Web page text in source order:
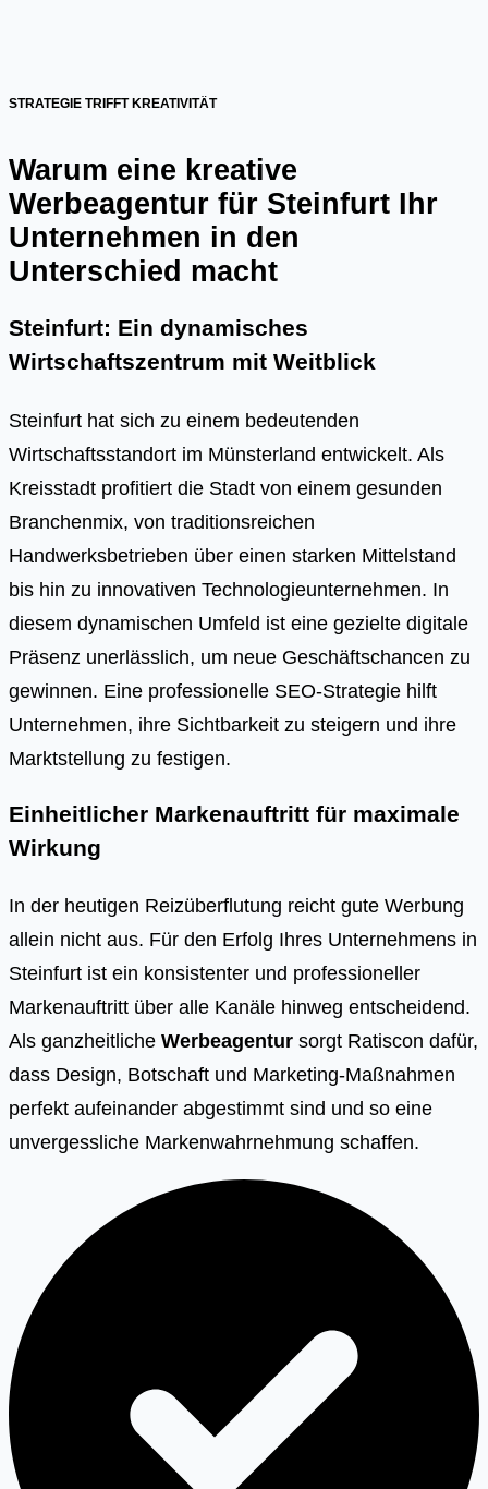
STRATEGIE TRIFFT KREATIVITÄT
Warum eine kreative
Werbeagentur für Steinfurt Ihr
Unternehmen in den
Unterschied macht
Steinfurt: Ein dynamisches
Wirtschaftszentrum mit Weitblick
Steinfurt hat sich zu einem bedeutenden
Wirtschaftsstandort im Münsterland entwickelt. Als
Kreisstadt profitiert die Stadt von einem gesunden
Branchenmix, von traditionsreichen
Handwerksbetrieben über einen starken Mittelstand
bis hin zu innovativen Technologieunternehmen. In
diesem dynamischen Umfeld ist eine gezielte digitale
Präsenz unerlässlich, um neue Geschäftschancen zu
gewinnen. Eine professionelle SEO-Strategie hilft
Unternehmen, ihre Sichtbarkeit zu steigern und ihre
Marktstellung zu festigen.
Einheitlicher Markenauftritt für maximale
Wirkung
In der heutigen Reizüberflutung reicht gute Werbung
allein nicht aus. Für den Erfolg Ihres Unternehmens in
Steinfurt ist ein konsistenter und professioneller
Markenauftritt über alle Kanäle hinweg entscheidend.
Als ganzheitliche Werbeagentur sorgt Ratiscon dafür,
dass Design, Botschaft und Marketing-Maßnahmen
perfekt aufeinander abgestimmt sind und so eine
unvergessliche Markenwahrnehmung schaffen.